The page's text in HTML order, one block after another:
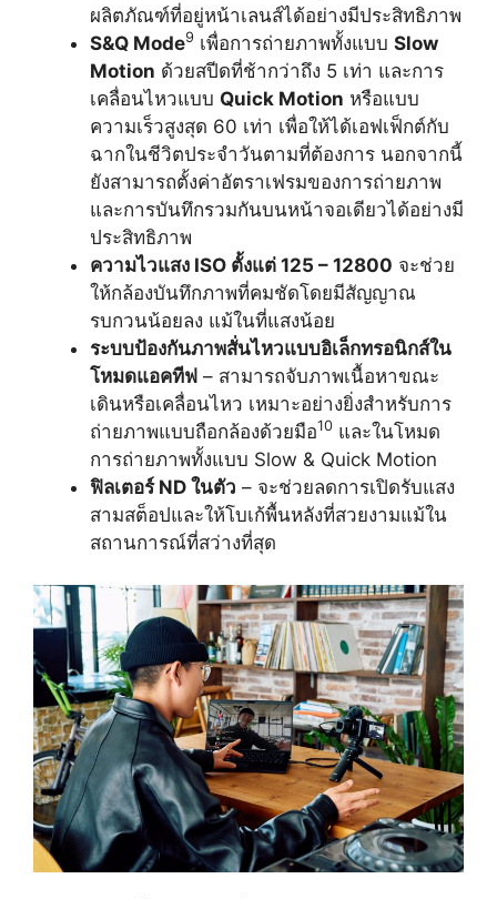
ผลิตภัณฑ์ที่อยู่หน้าเลนส์ได้อย่างมีประสิทธิภาพ
S&Q Mode9 เพื่อการถ่ายภาพทั้งแบบ Slow
Motion ด้วยสปีดที่ช้ากว่าถึง 5 เท่า และการ
เคลื่อนไหวแบบ Quick Motion หรือแบบ
ความเร็วสูงสุด 60 เท่า เพื่อให้ได้เอฟเฟ็กต์กับ
ฉากในชีวิตประจำวันตามที่ต้องการ นอกจากนี้
ยังสามารถตั้งค่าอัตราเฟรมของการถ่ายภาพ
และการบันทึกรวมกันบนหน้าจอเดียวได้อย่างมี
ประสิทธิภาพ
ความไวแสง ISO ตั้งแต่ 125 – 12800 จะช่วย
ให้กล้องบันทึกภาพที่คมชัดโดยมีสัญญาณ
รบกวนน้อยลง แม้ในที่แสงน้อย
ระบบป้องกันภาพสั่นไหวแบบอิเล็กทรอนิกส์ใน
โหมดแอคทีฟ – สามารถจับภาพเนื้อหาขณะ
เดินหรือเคลื่อนไหว เหมาะอย่างยิ่งสำหรับการ
ถ่ายภาพแบบถือกล้องด้วยมือ10 และในโหมด
การถ่ายภาพทั้งแบบ Slow & Quick Motion
ฟิลเตอร์ ND ในตัว – จะช่วยลดการเปิดรับแสง
สามสต็อปและให้โบเก้พื้นหลังที่สวยงามแม้ใน
สถานการณ์ที่สว่างที่สุด